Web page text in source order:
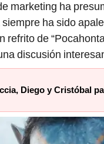
marketing ha
ha sido
refrito de
discusión
Diego y Cristóbal